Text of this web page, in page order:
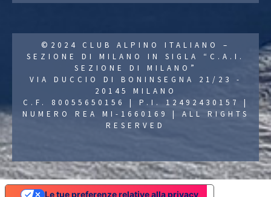
©2024 CLUB ALPINO ITALIANO –
SEZIONE DI MILANO IN SIGLA “C.A.I.
SEZIONE DI MILANO”
VIA DUCCIO DI BONINSEGNA 21/23 -
20145 MILANO
C.F. 80055650156 | P.I. 12492430157 |
NUMERO REA MI-1660169 | ALL RIGHTS
RESERVED
Le tue preferenze relative alla privacy